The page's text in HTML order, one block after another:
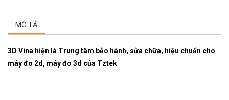
MÔ TẢ
3D Vina hiện là Trung tâm bảo hành, sửa chữa, hiệu chuẩn cho
máy đo 2d, máy đo 3d của Tztek